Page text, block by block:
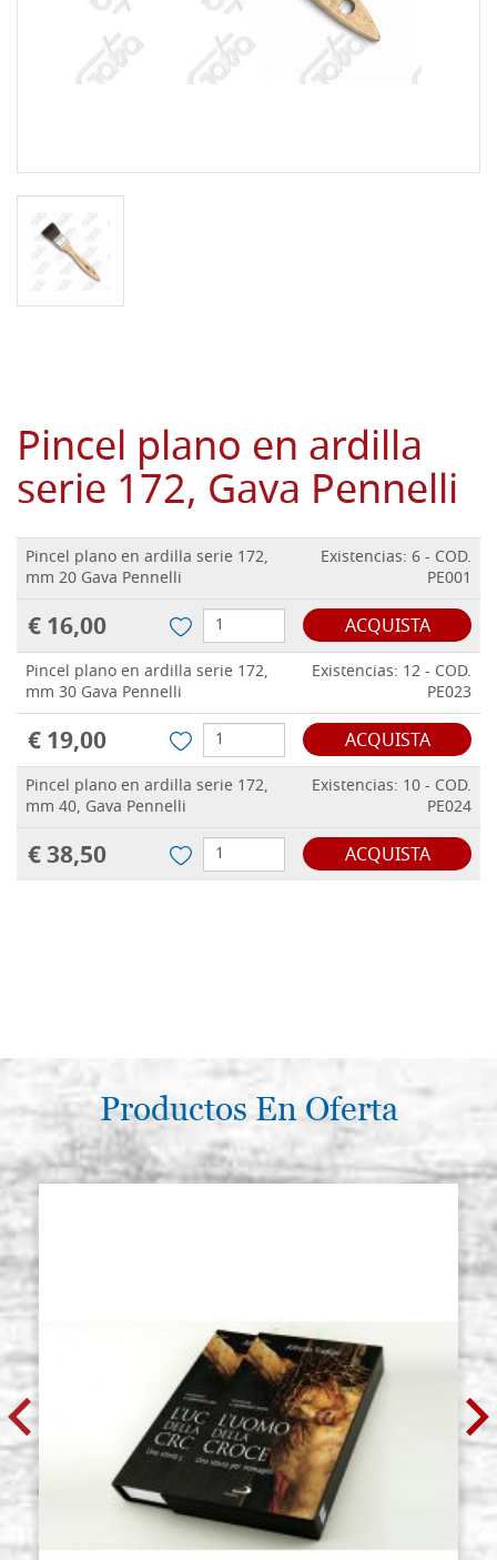
Pincel plano en ardilla
serie 172, Gava Pennelli
Pincel plano en ardilla serie 172,
mm 20 Gava Pennelli
Existencias: 6 - COD.
PE001
€ 16,00 ACQUISTA
Pincel plano en ardilla serie 172,
mm 30 Gava Pennelli
Existencias: 12 - COD.
PE023
€ 19,00 ACQUISTA
Pincel plano en ardilla serie 172,
mm 40, Gava Pennelli
Existencias: 10 - COD.
PE024
€ 38,50 ACQUISTA
Productos En Oferta